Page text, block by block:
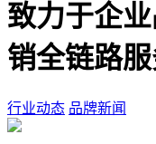
致力于企
销全链路
行业动态 品牌新闻